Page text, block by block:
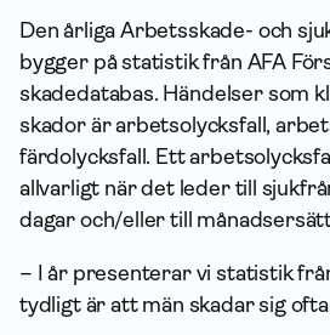
Den årliga Arbetsskade- och
bygger på statistik från AFA
skadedatabas. Händelser som
skador är arbetsolycksfall,
färdolycksfall. Ett
allvarligt när det leder till
dagar och/eller till
– I år presenterar vi statistik
tydligt är att män skadar sig